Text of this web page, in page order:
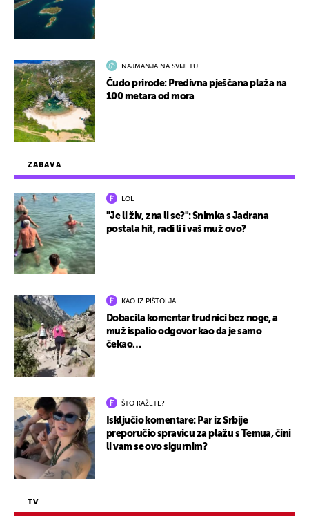
ZABAVA
LOL
"Je li živ, zna li se?": Snimka s Jadrana
postala hit, radi li i vaš muž ovo?
KAO IZ PIŠTOLJA
Dobacila komentar trudnici bez noge, a
muž ispalio odgovor kao da je samo
čekao…
ŠTO KAŽETE?
Isključio komentare: Par iz Srbije
preporučio spravicu za plažu s Temua, čini
li vam se ovo sigurnim?
TV
NAJMANJA NA SVIJETU
Čudo prirode: Predivna pješčana plaža na
100 metara od mora